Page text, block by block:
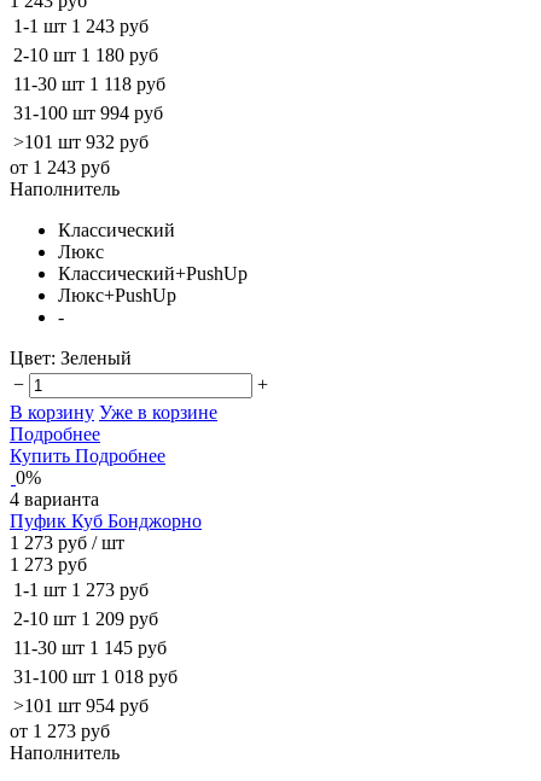
1-1 шт 1 243 руб
2-10 шт 1 180 руб
11-30 шт 1 118 руб
31-100 шт 994 руб
>101 шт 932 руб
от 1 243 руб
Наполнитель
Классический
Люкс
Классический+PushUp
Люкс+PushUp
-
Цвет: Зеленый
−
+
В корзину Уже в корзине
Подробнее
Купить Подробнее
0%
4 варианта
Пуфик Куб Бонджорно
1 273 руб / шт
1 273 руб
1-1 шт 1 273 руб
2-10 шт 1 209 руб
11-30 шт 1 145 руб
31-100 шт 1 018 руб
>101 шт 954 руб
от 1 273 руб
Наполнитель